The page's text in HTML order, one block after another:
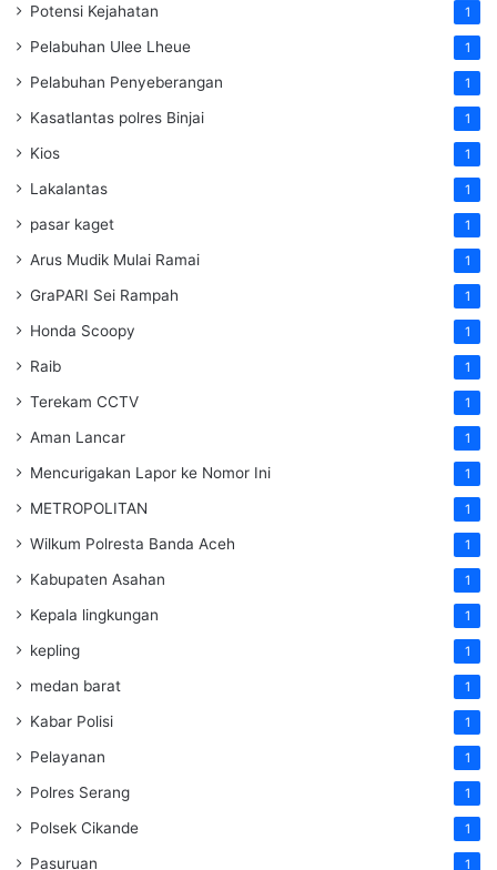
Potensi Kejahatan 1
Pelabuhan Ulee Lheue 1
Pelabuhan Penyeberangan 1
Kasatlantas polres Binjai 1
Kios 1
Lakalantas 1
pasar kaget 1
Arus Mudik Mulai Ramai 1
GraPARI Sei Rampah 1
Honda Scoopy 1
Raib 1
Terekam CCTV 1
Aman Lancar 1
Mencurigakan Lapor ke Nomor Ini 1
METROPOLITAN 1
Wilkum Polresta Banda Aceh 1
Kabupaten Asahan 1
Kepala lingkungan 1
kepling 1
medan barat 1
Kabar Polisi 1
Pelayanan 1
Polres Serang 1
Polsek Cikande 1
Pasuruan 1